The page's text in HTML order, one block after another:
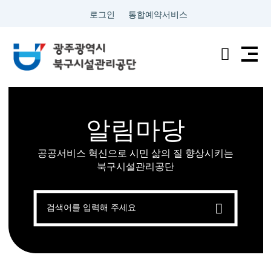
로그인 통합예약서비스
전
남
별
색
알림마당
공공서비스 혁신으로 시민 삶의 질 향상시키는
북구시설관리공단